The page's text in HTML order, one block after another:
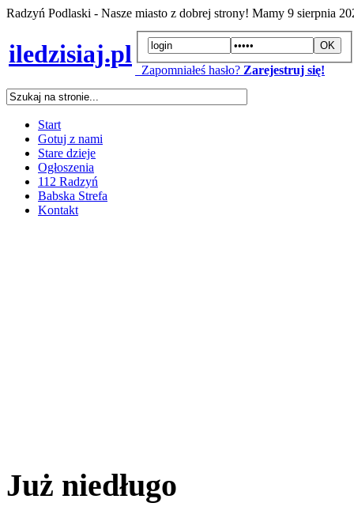
Radzyń Podlaski - Nasze miasto z dobrej strony! Mamy 9 sierpnia
iledzisiaj.pl
Zapomniałeś hasło? Zarejestruj się!
Start
Gotuj z nami
Stare dzieje
Ogłoszenia
112 Radzyń
Babska Strefa
Kontakt
Już niedługo